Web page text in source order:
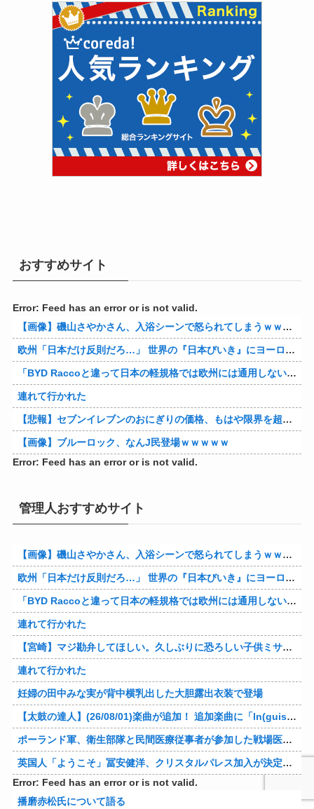
おすすめサイト
Error: Feed has an error or is not valid.
【画像】磯山さやかさん、入浴シーンで怒られてしまうｗｗｗｗｗｗ
欧州「日本だけ反則だろ…」 世界の『日本びいき』にヨーロッパ全土から不満の声
「BYD Raccoと違って日本の軽規格では欧州には通用しない」と自動車系ライターが示唆、だが速攻で反例を提示されて即落ち二コマ状態に……
連れて行かれた
【悲報】セブンイレブンのおにぎりの価格、もはや限界を超える
【画像】ブルーロック、なんJ民登場ｗｗｗｗｗ
Error: Feed has an error or is not valid.
管理人おすすめサイト
【画像】磯山さやかさん、入浴シーンで怒られてしまうｗｗｗｗｗｗ
欧州「日本だけ反則だろ…」 世界の『日本びいき』にヨーロッパ全土から不満の声
「BYD Raccoと違って日本の軽規格では欧州には通用しない」と自動車系ライターが示唆、だが速攻で反例を提示されて即落ち二コマ状態に……
連れて行かれた
【宮崎】マジ勘弁してほしい。久しぶりに恐ろしい子供ミサイルを見た。
連れて行かれた
妊婦の田中みな実が背中横乳出した大胆露出衣装で登場
【太鼓の達人】(26/08/01)楽曲が追加！ 追加楽曲に「ln(guis・tics) / Sephid」「Remnath / ぺのれり」の2曲が登場！！
ポーランド軍、衛生部隊と民間医療従事者が参加した戦場医療訓練を実施！
英国人「ようこそ」冨安健洋、クリスタルパレス加入が決定的に！メディカル検査をパス！現地サポが歓迎！アーセナルファンも祝福！【海外の反応】
Error: Feed has an error or is not valid.
播磨赤松氏について語る